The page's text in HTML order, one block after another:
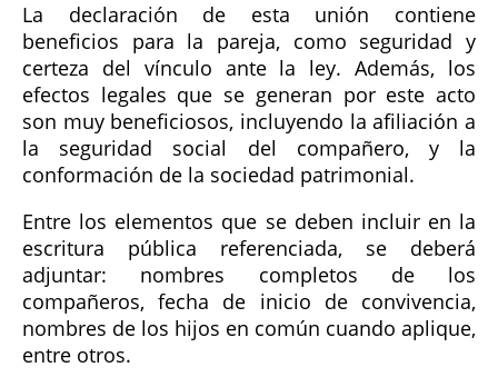
La declaración de esta unión contiene
beneficios para la pareja, como seguridad y
certeza del vínculo ante la ley. Además, los
efectos legales que se generan por este acto
son muy beneficiosos, incluyendo la afiliación a
la seguridad social del compañero, y la
conformación de la sociedad patrimonial.
Entre los elementos que se deben incluir en la
escritura pública referenciada, se deberá
adjuntar: nombres completos de los
compañeros, fecha de inicio de convivencia,
nombres de los hijos en común cuando aplique,
entre otros.